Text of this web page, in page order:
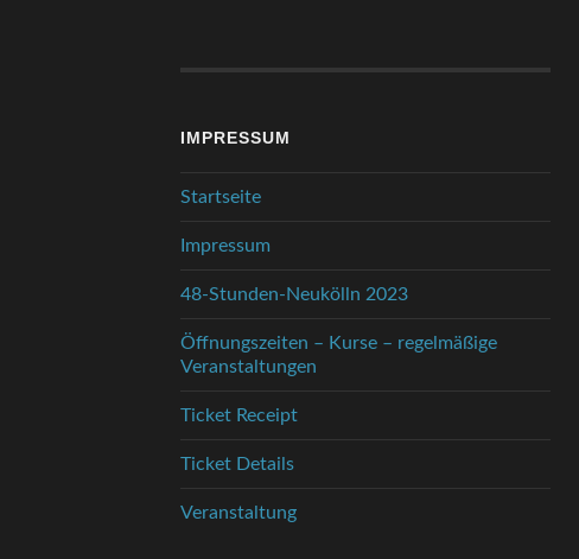
IMPRESSUM
Startseite
Impressum
48-Stunden-Neukölln 2023
Öffnungszeiten – Kurse – regelmäßige
Veranstaltungen
Ticket Receipt
Ticket Details
Veranstaltung